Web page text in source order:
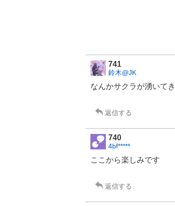
741
鈴木@JK
なんかサクラが湧いて
返信する
740
4bf*****
ここから楽しみです
返信する